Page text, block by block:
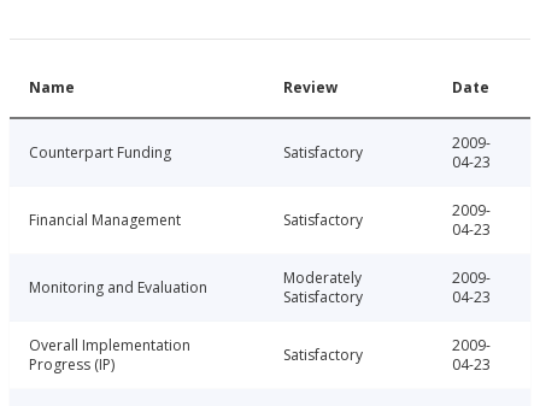
Name Review Date
Counterpart Funding Satisfactory
2009-
04-23
Financial Management Satisfactory
2009-
04-23
Monitoring and Evaluation
Moderately
Satisfactory
2009-
04-23
Overall Implementation
Progress (IP)
Satisfactory
2009-
04-23